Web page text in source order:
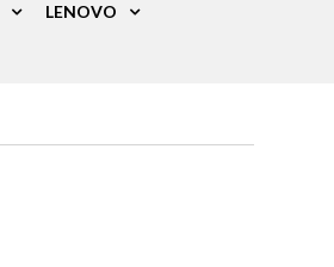
LENOVO